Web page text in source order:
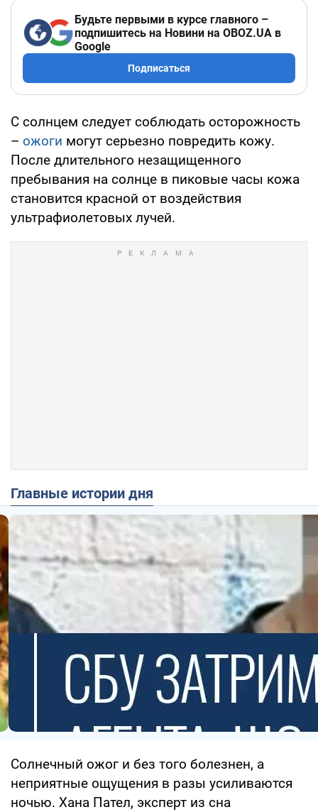
Будьте первыми в курсе главного –
подпишитесь на Новини на OBOZ.UA в
Google
Подписаться
С солнцем следует соблюдать осторожность
– ожоги могут серьезно повредить кожу.
После длительного незащищенного
пребывания на солнце в пиковые часы кожа
становится красной от воздействия
ультрафиолетовых лучей.
Главные истории дня
Солнечный ожог и без того болезнен, а
неприятные ощущения в разы усиливаются
ночью. Хана Пател, эксперт из сна